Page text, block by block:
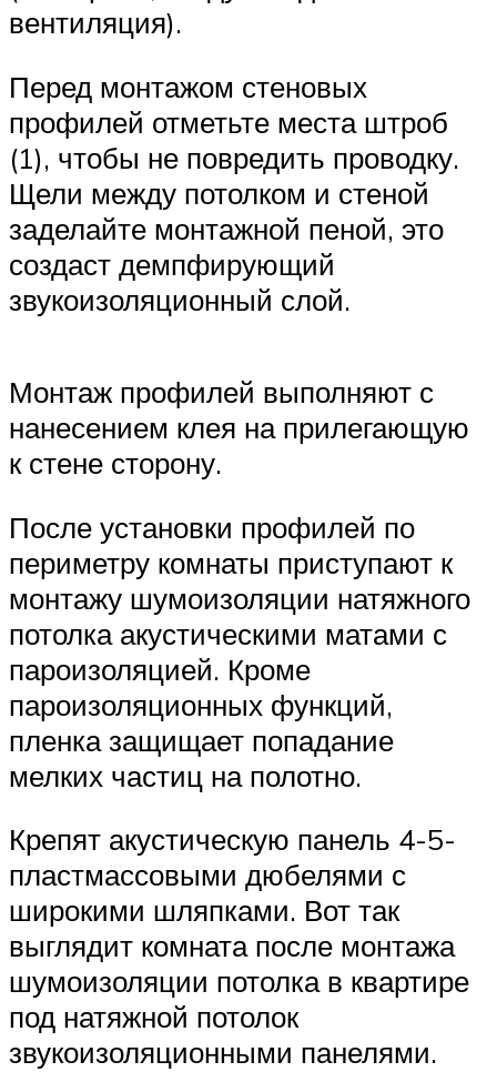
вентиляция).
Перед монтажом стеновых
профилей отметьте места штроб
(1), чтобы не повредить проводку.
Щели между потолком и стеной
заделайте монтажной пеной, это
создаст демпфирующий
звукоизоляционный слой.
Монтаж профилей выполняют с
нанесением клея на прилегающую
к стене сторону.
После установки профилей по
периметру комнаты приступают к
монтажу шумоизоляции натяжного
потолка акустическими матами с
пароизоляцией. Кроме
пароизоляционных функций,
пленка защищает попадание
мелких частиц на полотно.
Крепят акустическую панель 4-5-
пластмассовыми дюбелями с
широкими шляпками. Вот так
выглядит комната после монтажа
шумоизоляции потолка в квартире
под натяжной потолок
звукоизоляционными панелями.